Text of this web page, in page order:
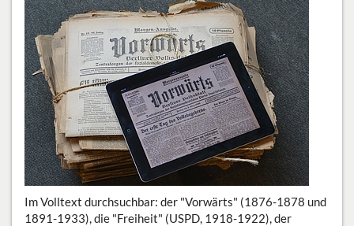
Im Volltext durchsuchbar: der "Vorwärts" (1876-1878 und
1891-1933), die "Freiheit" (USPD, 1918-1922), der